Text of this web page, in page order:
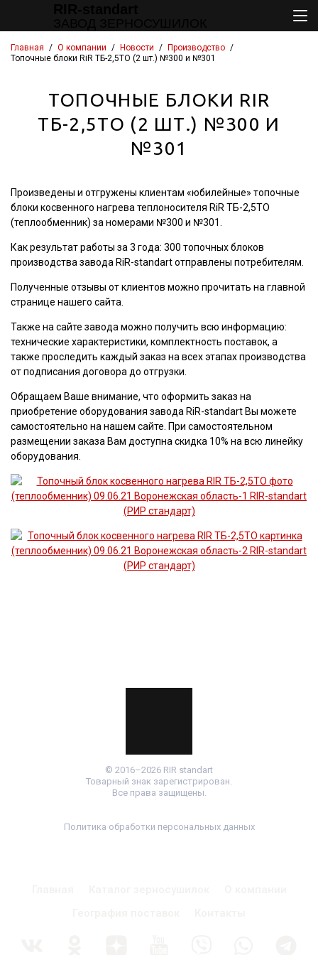
Главная / О компании / Новости / Производство /
Топочные блоки RiR ТБ-2,5ТО (2 шт.) №300 и №301
ТОПОЧНЫЕ БЛОКИ RIR
ТБ-2,5ТО (2 ШТ.) №300 И
№301
Произведены и отгружены клиентам «юбилейные» топочные
блоки косвенного нагрева теплоносителя RiR ТБ-2,5ТО
(теплообменник) за номерами №300 и №301.
Как результат работы за 3 года: 300 топочных блоков
производства завода RiR-standart отправлены потребителям.
Полученные отзывы от клиентов можно прочитать на главной
странице нашего сайта.
Также на сайте завода можно получить всю информацию:
технические характеристики, комплектность поставок, а
также проследить каждый заказ на всех этапах производства
от подписания договора до отгрузки.
Обращаем Ваше внимание, что оформить заказ на
приобретение оборудования завода RiR-standart Вы можете
самостоятельно на нашем сайте. При самостоятельном
размещении заказа Вам доступна скидка 10% на всю линейку
оборудования.
© 2016–2026 RIR standart
Товарный знак зарегистрирован.
Все права защищены.
Политика обработки персональных данных